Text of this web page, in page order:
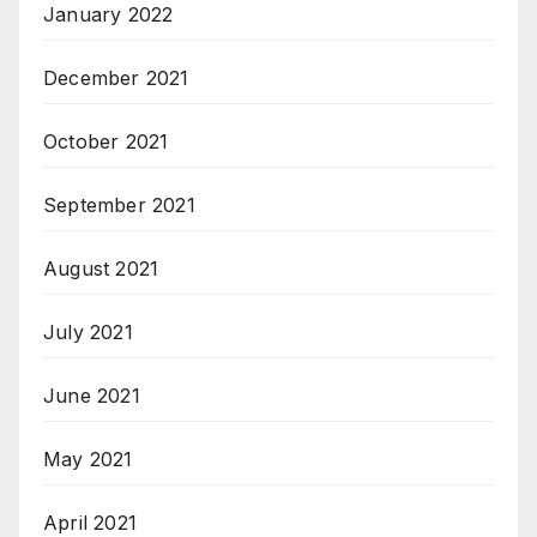
January 2022
December 2021
October 2021
September 2021
August 2021
July 2021
June 2021
May 2021
April 2021